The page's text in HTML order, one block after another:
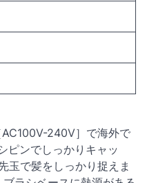
240V］で海外で
ピンでしっかりキャッ
玉で髪をしっかり捉えま